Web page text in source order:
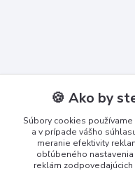
+421 950 365 567
info@3dcko.sk
🍪 Ako by
Súbory cookies
a v prípade vášho
meranie efektivity
obľúbeného
reklám